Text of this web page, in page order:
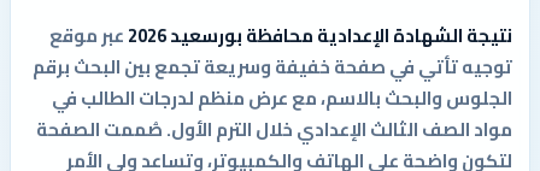
نتيجة الشهادة الإعدادية محافظة بورسعيد 2026
عبر موقع
توجيه تأتي في صفحة خفيفة وسريعة تجمع بين البحث برقم
الجلوس والبحث بالاسم، مع عرض منظم لدرجات الطالب في
مواد الصف الثالث الإعدادي خلال الترم الأول. صُممت الصفحة
لتكون واضحة على الهاتف والكمبيوتر، وتساعد ولي الأمر